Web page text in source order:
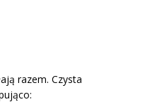
razem. Czysta